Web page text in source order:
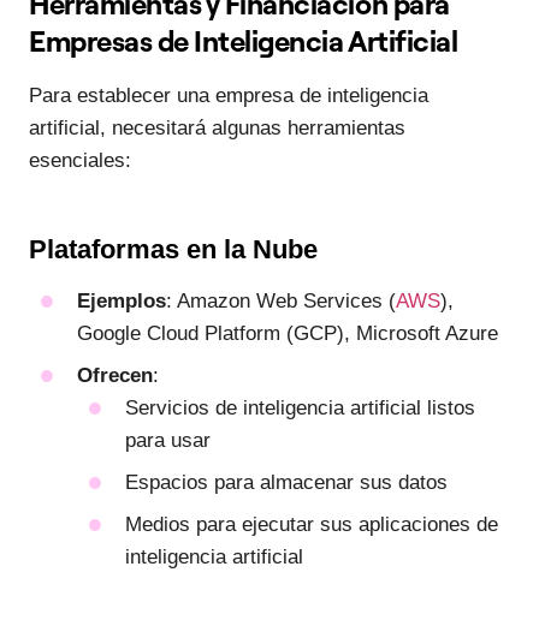
Empresas de Inteligencia Artificial
Para establecer una empresa de inteligencia
artificial, necesitará algunas herramientas
esenciales:
Plataformas en la Nube
Ejemplos: Amazon Web Services (AWS),
Google Cloud Platform (GCP), Microsoft Azure
Ofrecen:
Servicios de inteligencia artificial listos
para usar
Espacios para almacenar sus datos
Medios para ejecutar sus aplicaciones de
inteligencia artificial